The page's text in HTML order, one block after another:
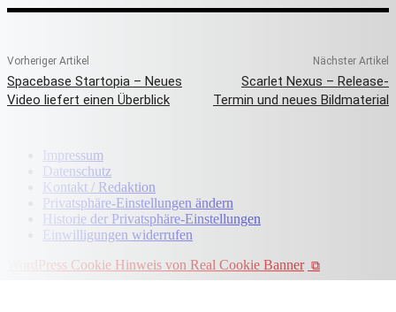
Vorheriger Artikel
Spacebase Startopia – Neues
Video liefert einen Überblick
Nächster Artikel
Scarlet Nexus – Release-
Termin und neues Bildmaterial
Impressum
Datenschutz
Kontakt / Redaktion
Privatsphäre-Einstellungen ändern
Historie der Privatsphäre-Einstellungen
Einwilligungen widerrufen
WordPress Cookie Hinweis von Real Cookie Banner